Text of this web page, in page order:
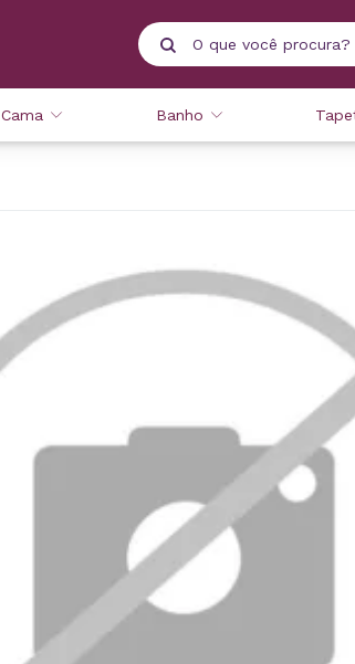
Cama Banho